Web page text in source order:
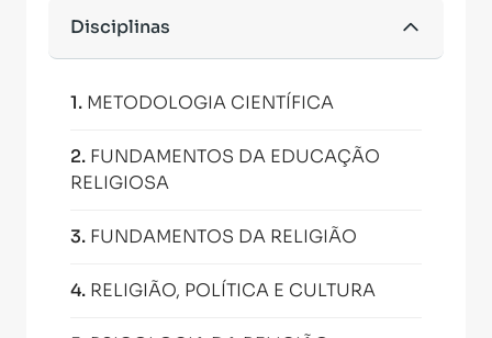
Disciplinas
1. METODOLOGIA CIENTÍFICA
2. FUNDAMENTOS DA EDUCAÇÃO
RELIGIOSA
3. FUNDAMENTOS DA RELIGIÃO
4. RELIGIÃO, POLÍTICA E CULTURA